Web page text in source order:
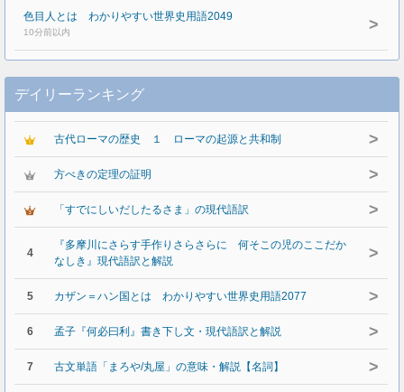
色目人とは わかりやすい世界史用語2049
10分前以内 >
デイリーランキング
古代ローマの歴史 １ ローマの起源と共和制 >
方べきの定理の証明 >
「すでにしいだしたるさま」の現代語訳 >
4
『多摩川にさらす手作りさらさらに 何そこの児のここだか
なしき』現代語訳と解説
>
5 カザン＝ハン国とは わかりやすい世界史用語2077 >
6 孟子『何必曰利』書き下し文・現代語訳と解説 >
7 古文単語「まろや/丸屋」の意味・解説【名詞】 >